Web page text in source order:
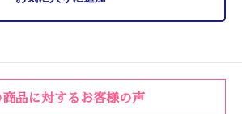
商品に対するお客様の声